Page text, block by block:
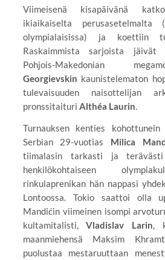
Viimeisenä kisapäivänä
ikiaikaiselta perusasetelmalta
olympialaisissa) ja koettiin
Raskaimmista sarjoista jäivät
Pohjois-Makedonian
Georgievskin kaunistelematon
tulevaisuuden naisottelijan
pronssitaituri Althéa Laurin.
Turnauksen kenties
Serbian 29-vuotias Milica
tiimalasin tarkasti ja
henkilökohtaiseen
rinkulaprenikan hän nappasi
Lontoossa. Tokio saattoi olla
Mandićin viimeinen isompi
kultamitalisti,Vladislav Larin ,
maanmiehensä Maksim
puolustaa mestaruuttaan